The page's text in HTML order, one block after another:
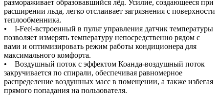
размораживает образовавшийся лёд. Усилие, создающееся при
расширении льда, легко отслаивает загрязнения с поверхности
теплообменника.
• I-Feel-встроенный в пульт управления датчик температуры
позволяет измерять температуру непосредственно рядом с
вами и оптимизировать режим работы кондиционера для
максимального комфорта.
• Воздушный поток с эффектом Коанда-воздушный поток
закручивается по спирали, обеспечивая равномерное
распределение воздушных масс в помещении, а также избегая
прямого попадания на пользователя.